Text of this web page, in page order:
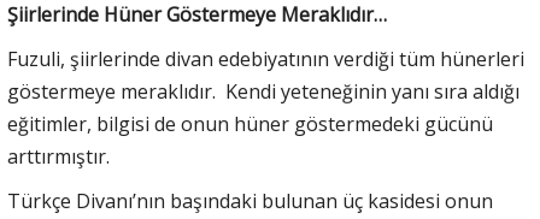
Şiirlerinde Hüner Göstermeye Meraklıdır…
Fuzuli, şiirlerinde divan edebiyatının verdiği tüm hünerleri
göstermeye meraklıdır. Kendi yeteneğinin yanı sıra aldığı
eğitimler, bilgisi de onun hüner göstermedeki gücünü
arttırmıştır.
Türkçe Divanı’nın başındaki bulunan üç kasidesi onun